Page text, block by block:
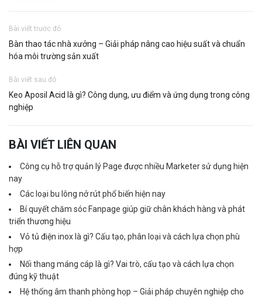
Bài viết trước đó
Bàn thao tác nhà xưởng – Giải pháp nâng cao hiệu suất và chuẩn
hóa môi trường sản xuất
Bài viết sau đó
Keo Aposil Acid là gì? Công dụng, ưu điểm và ứng dụng trong công
nghiệp
BÀI VIẾT LIÊN QUAN
Công cụ hỗ trợ quản lý Page được nhiều Marketer sử dụng hiện
nay
Các loại bu lông nở rút phổ biến hiện nay
Bí quyết chăm sóc Fanpage giúp giữ chân khách hàng và phát
triển thương hiệu
Vỏ tủ điện inox là gì? Cấu tạo, phân loại và cách lựa chọn phù
hợp
Nối thang máng cáp là gì? Vai trò, cấu tạo và cách lựa chọn
đúng kỹ thuật
Hệ thống âm thanh phòng họp – Giải pháp chuyên nghiệp cho